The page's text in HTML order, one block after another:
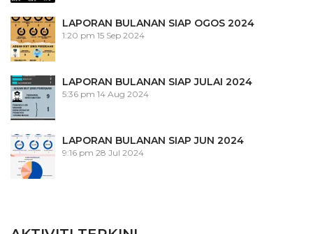
LAPORAN BULANAN SIAP OGOS 2024
1:20 pm 15 Sep 2024
LAPORAN BULANAN SIAP JULAI 2024
5:36 pm 14 Aug 2024
LAPORAN BULANAN SIAP JUN 2024
9:16 pm 28 Jul 2024